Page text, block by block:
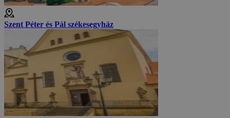
Szent Péter és Pál székesegyház